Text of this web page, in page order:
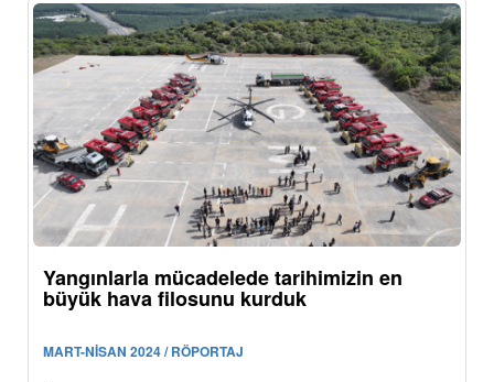
Yangınlarla mücadelede tarihimizin en
büyük hava filosunu kurduk
MART-NİSAN 2024 / RÖPORTAJ